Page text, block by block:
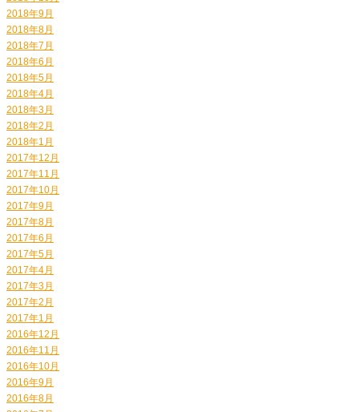
2018年9月
2018年8月
2018年7月
2018年6月
2018年5月
2018年4月
2018年3月
2018年2月
2018年1月
2017年12月
2017年11月
2017年10月
2017年9月
2017年8月
2017年6月
2017年5月
2017年4月
2017年3月
2017年2月
2017年1月
2016年12月
2016年11月
2016年10月
2016年9月
2016年8月